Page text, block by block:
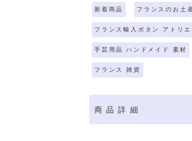
新着商品 フランスのお土
フランス輸入ボタン アトリ
手芸用品 ハンドメイド 素材
フランス 雑貨
商品詳細